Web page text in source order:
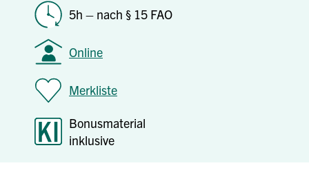
5h – nach § 15 FAO
Online
Merkliste
Bonusmaterial
inklusive